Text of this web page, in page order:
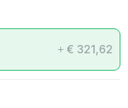
+ € 321,62